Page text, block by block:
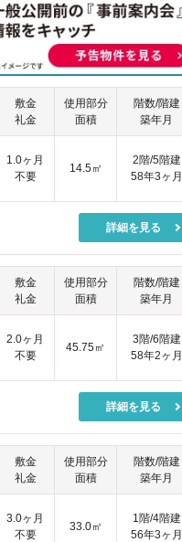
敷金
礼金
使用部分
面積
階数/階建
築年月
1.0ヶ月
不要
14.5㎡
2階/5階建
58年3ヶ月
詳細を見る
敷金
礼金
使用部分
面積
階数/階建
築年月
2.0ヶ月
不要
45.75㎡
3階/6階建
58年2ヶ月
詳細を見る
敷金
礼金
使用部分
面積
階数/階建
築年月
3.0ヶ月
不要
33.0㎡
1階/4階建
56年3ヶ月